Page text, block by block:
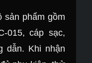
sản phẩm gồm
015, cáp sạc,
dẫn. Khi nhận